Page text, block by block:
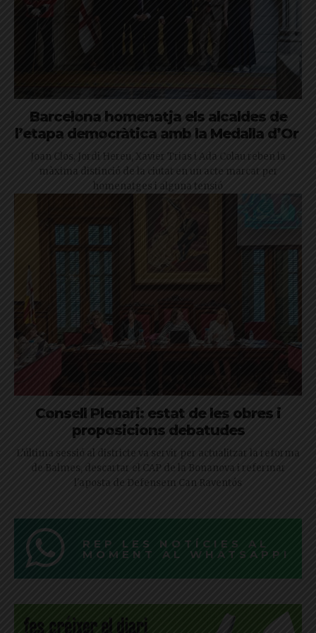
Barcelona homenatja els alcaldes de
l’etapa democràtica amb la Medalla d’Or
Joan Clos, Jordi Hereu, Xavier Trias i Ada Colau reben la
màxima distinció de la ciutat en un acte marcat per
homenatges i alguna tensió
Consell Plenari: estat de les obres i
proposicions debatudes
L'última sessió al districte va servir per actualitzar la reforma
de Balmes, descartar el CAP de la Bonanova i refermar
l'aposta de Defensem Can Raventós
REP LES NOTÍCIES AL
MOMENT AL WHATSAPP!